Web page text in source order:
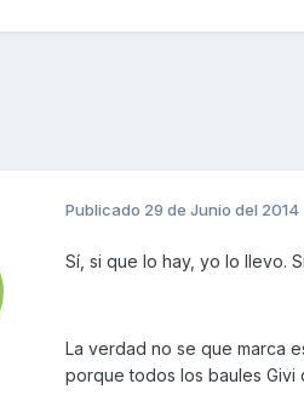
Publicado 29 de Junio del 2014
Sí, si que lo hay, yo lo llevo.
La verdad no se que marca
porque todos los baules Givi